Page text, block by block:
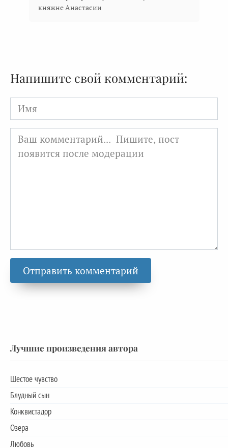
княжне Анастасии
Напишите свой комментарий:
Имя
Лучшие произведения автора
Шестое чувство
Блудный сын
Конквистадор
Озера
Любовь